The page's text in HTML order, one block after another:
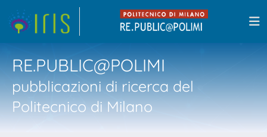
RE.PUBLIC@POLIMI
pubblicazioni di ricerca del
Politecnico di Milano